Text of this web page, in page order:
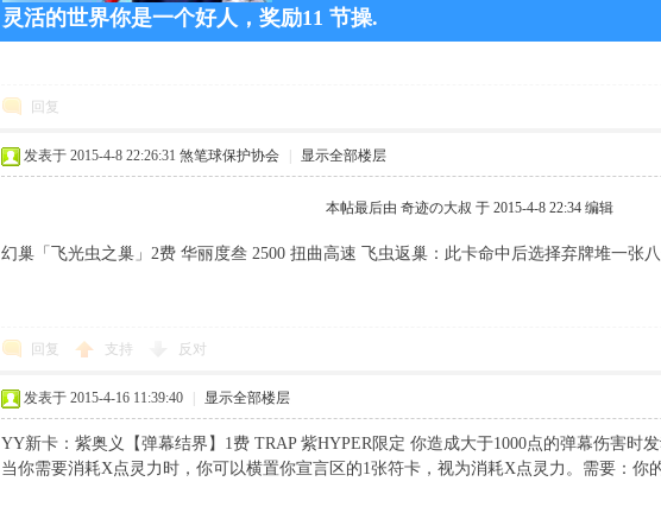
灵活的世界你是一个好人，奖励11 节操.
回复
发表于 2015-4-8 22:26:31 煞笔球保护协会 显示全部楼层
本帖最后由 奇迹の大叔 于 2015-4-8 22:34 编辑
幻巢「飞光虫之巢」2费 华丽度叁 2500 扭曲高速 飞虫返巢：此卡命中后选择弃牌堆一张
回复 支持 反对
发表于 2015-4-16 11:39:40 显示全部楼层
YY新卡：紫奥义【弹幕结界】1费 TRAP 紫HYPER限定 你造成大于1000点的弹幕伤害时
当你需要消耗X点灵力时，你可以横置你宣言区的1张符卡，视为消耗X点灵力。需要：你